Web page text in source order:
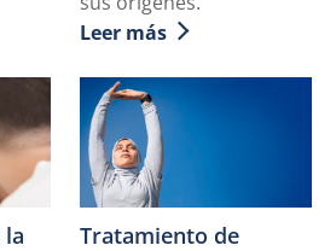
Beneficios de la Manteca de
Discover more about ¿qué
Leer más
Tratamiento de